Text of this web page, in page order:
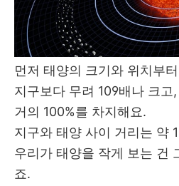
먼저 태양의 크기와 위치부
지구보다 무려 109배나 크고
거의 100%를 차지해요.
지구와 태양 사이 거리는 약
우리가 태양을 작게 보는 건
죠.